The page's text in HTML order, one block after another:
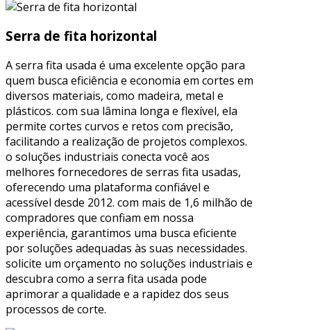
Serra de fita horizontal
A serra fita usada é uma excelente opção para
quem busca eficiência e economia em cortes em
diversos materiais, como madeira, metal e
plásticos. com sua lâmina longa e flexível, ela
permite cortes curvos e retos com precisão,
facilitando a realização de projetos complexos.
o soluções industriais conecta você aos
melhores fornecedores de serras fita usadas,
oferecendo uma plataforma confiável e
acessível desde 2012. com mais de 1,6 milhão de
compradores que confiam em nossa
experiência, garantimos uma busca eficiente
por soluções adequadas às suas necessidades.
solicite um orçamento no soluções industriais e
descubra como a serra fita usada pode
aprimorar a qualidade e a rapidez dos seus
processos de corte.